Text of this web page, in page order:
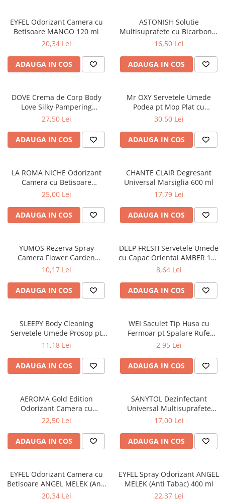
Sampon
EYFEL Odorizant Camera cu
Betisoare MANGO 120 ml
20,34 Lei
ADAUGA IN COS
ASTONISH Solutie
Multisuprafete cu Bicarbonat
de Sodiu 750 ml
16,50 Lei
ADAUGA IN COS
DOVE Crema de Corp Body
Love Silky Pampering
Hidratare & Nutritie 300 ml
27,50 Lei
ADAUGA IN COS
Mr OXY Servetele Umede
Podea pt Mop Plat cu
Bicarbonat 50 buc
30,50 Lei
ADAUGA IN COS
LA ROMA NICHE Odorizant
Camera cu Betisoare
MADEMOSELLE 120 ml
25,00 Lei
ADAUGA IN COS
CHANTE CLAIR Degresant
Universal Marsiglia 600 ml
17,79 Lei
ADAUGA IN COS
YUMOS Rezerva Spray
Camera Flower Garden
(YUMOS ROZ) 260 ml
10,17 Lei
ADAUGA IN COS
DEEP FRESH Servetele Umede
cu Capac Oriental AMBER 120
buc
8,64 Lei
ADAUGA IN COS
SLEEPY Body Cleaning
Servetele Umede Prosop pt
Igiena Corporala Sensitive XL
11,18 Lei
ADAUGA IN COS
WEI Saculet Tip Husa cu
Fermoar pt Spalare Rufe
Delicate in Masina de Spalat
2,95 Lei
ADAUGA IN COS
AEROMA Gold Edition
Odorizant Camera cu
Betisoare Intense Vibe 125 ml
22,50 Lei
ADAUGA IN COS
SANYTOL Dezinfectant
Universal Multisuprafete
500ml
17,00 Lei
ADAUGA IN COS
EYFEL Odorizant Camera cu
Betisoare ANGEL MELEK (Anti
Tabac) 120 ml
20,34 Lei
EYFEL Spray Odorizant ANGEL
MELEK (Anti Tabac) 400 ml
22,37 Lei